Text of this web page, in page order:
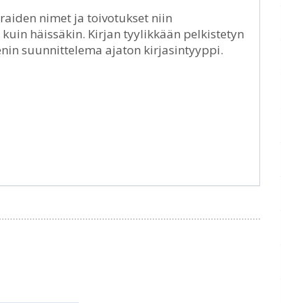
nimet ja toivotukset niin
häissäkin. Kirjan tyylikkään pelkistetyn
suunnittelema ajaton kirjasintyyppi.